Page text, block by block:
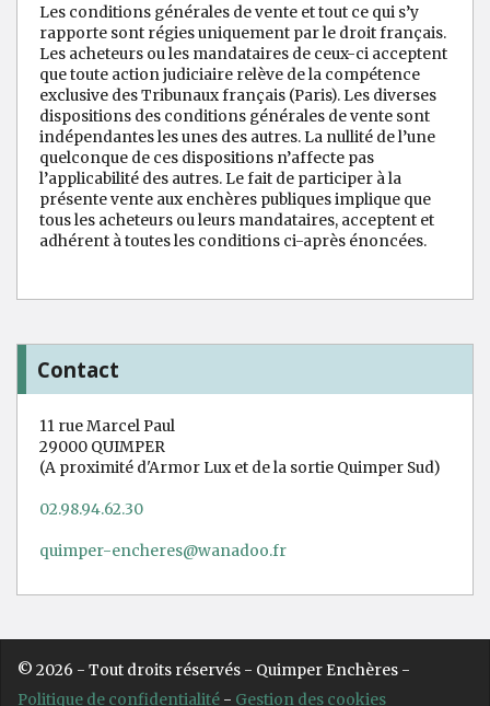
Les conditions générales de vente et tout ce qui s’y
rapporte sont régies uniquement par le droit français.
Les acheteurs ou les mandataires de ceux-ci acceptent
que toute action judiciaire relève de la compétence
exclusive des Tribunaux français (Paris). Les diverses
dispositions des conditions générales de vente sont
indépendantes les unes des autres. La nullité de l’une
quelconque de ces dispositions n’affecte pas
l’applicabilité des autres. Le fait de participer à la
présente vente aux enchères publiques implique que
tous les acheteurs ou leurs mandataires, acceptent et
adhérent à toutes les conditions ci-après énoncées.
Contact
11 rue Marcel Paul
29000 QUIMPER
(A proximité d'Armor Lux et de la sortie Quimper Sud)
02.98.94.62.30
quimper-encheres@wanadoo.fr
© 2026 - Tout droits réservés - Quimper Enchères -
Politique de confidentialité - Gestion des cookies